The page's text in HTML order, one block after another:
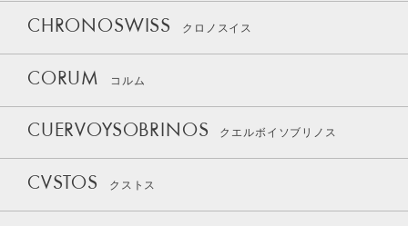
CHRONOSWISS クロノスイス
CORUM コルム
CUERVOYSOBRINOS クエルボイソブリノス
CVSTOS クストス